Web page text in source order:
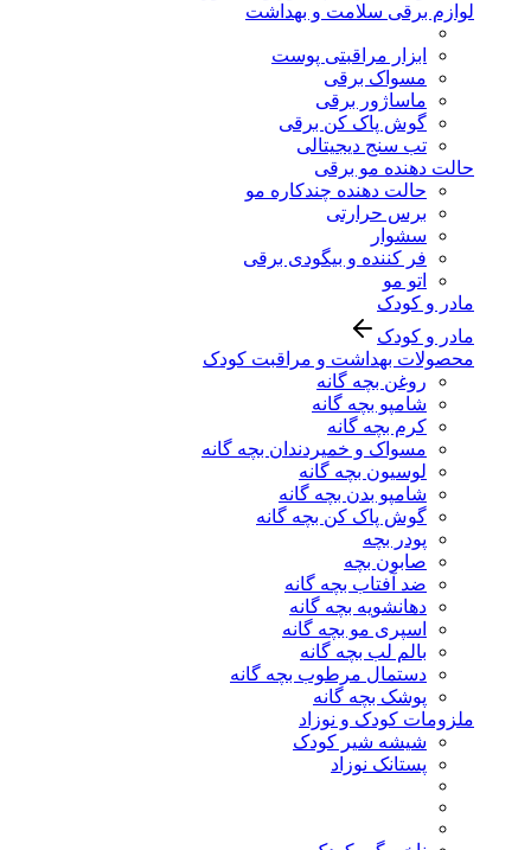
لوازم برقی سلامت و بهداشت
ابزار مراقبتی پوست
مسواک برقی
ماساژور برقی
گوش پاک کن برقی
تب سنج دیجیتالی
حالت دهنده مو برقی
حالت دهنده چندکاره مو
برس حرارتی
سشوار
فر کننده و بیگودی برقی
اتو مو
مادر و کودک
مادر و کودک
محصولات بهداشت و مراقبت کودک
روغن بچه گانه
شامپو بچه گانه
کرم بچه گانه
مسواک و خمیردندان بچه گانه
لوسیون بچه گانه
شامپو بدن بچه گانه
گوش پاک کن بچه گانه
پودر بچه
صابون بچه
ضد آفتاب بچه گانه
دهانشویه بچه گانه
اسپری مو بچه گانه
بالم لب بچه گانه
دستمال مرطوب بچه گانه
پوشک بچه گانه
ملزومات کودک و نوزاد
شیشه شیر کودک
پستانک نوزاد